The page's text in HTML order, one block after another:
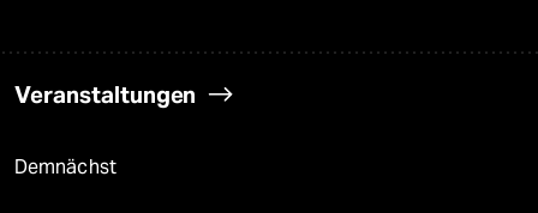
Veranstaltungen
Demnächst